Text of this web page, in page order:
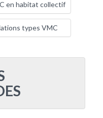
en habitat collectif
types VMC